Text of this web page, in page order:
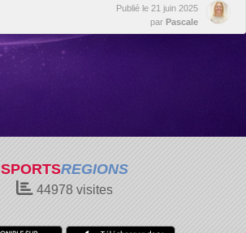
Publié le 21 juin 2025
par Pascale
SPORTSREGIONS
44978visites